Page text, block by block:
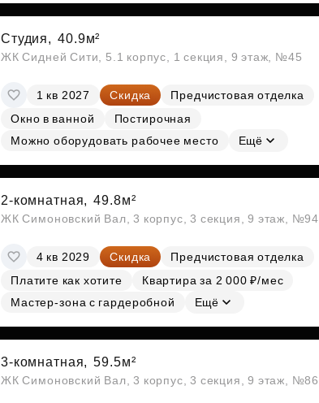
Студия, 40.9м²
ЖК Сидней Сити, 5.1 корпус, 1 секция, 9 этаж, №45
1 кв 2027 Скидка
Предчистовая отделка
Окно в ванной
Постирочная
Можно оборудовать рабочее место
Ещё
2-комнатная, 49.8м²
ЖК Симоновский Вал, 3 корпус, 3 секция, 9 этаж, №94
4 кв 2029 Скидка
Предчистовая отделка
Платите как хотите
Квартира за 2 000 ₽/мес
Мастер-зона с гардеробной
Ещё
3-комнатная, 59.5м²
ЖК Симоновский Вал, 3 корпус, 3 секция, 9 этаж, №86